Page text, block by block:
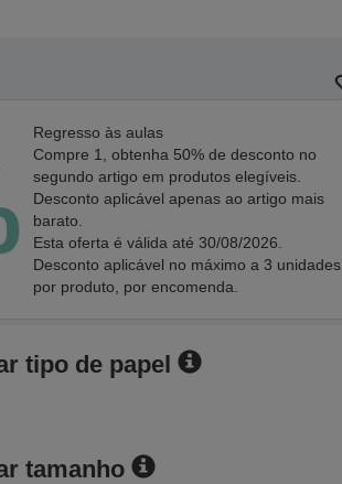
Regresso às aulas
Compre 1, obtenha 50% de desconto no
segundo artigo em produtos elegíveis.
Desconto aplicável apenas ao artigo mais
barato.
Esta oferta é válida até 30/08/2026.
Desconto aplicável no máximo a 3 unidades
por produto, por encomenda.
tipo de papel
tamanho